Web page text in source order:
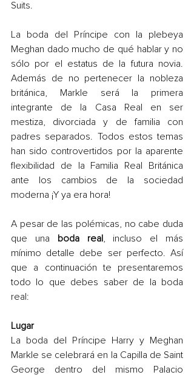
Suits.
La boda del Príncipe con la plebeya
Meghan dado mucho de qué hablar y no
sólo por el estatus de la futura novia.
Además de no pertenecer la nobleza
británica, Markle será la primera
integrante de la Casa Real en ser
mestiza, divorciada y de familia con
padres separados. Todos estos temas
han sido controvertidos por la aparente
flexibilidad de la Familia Real Británica
ante los cambios de la sociedad
moderna ¡Y ya era hora!
A pesar de las polémicas, no cabe duda
que una
boda real
, incluso el más
mínimo detalle debe ser perfecto. Así
que a continuación te presentaremos
todo lo que debes saber de la boda
real:
Lugar
La boda del Príncipe Harry y Meghan
Markle se celebrará en la Capilla de Saint
George dentro del mismo Palacio